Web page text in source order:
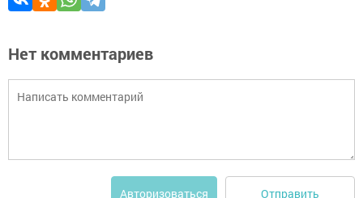
Нет комментариев
Авторизоваться Отправить